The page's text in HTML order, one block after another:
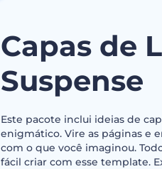
Capas de
Suspense
Este pacote inclui ideias de
enigmático. Vire as páginas e
com o que você imaginou.
fácil criar com esse template.